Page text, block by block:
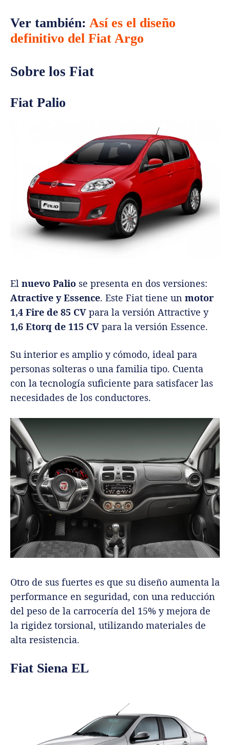
Ver también: Así es el diseño
definitivo del Fiat Argo
Sobre los Fiat
Fiat Palio
El nuevo Palio se presenta en dos versiones:
Atractive y Essence. Este Fiat tiene un motor
1,4 Fire de 85 CV para la versión Attractive y
1,6 Etorq de 115 CV para la versión Essence.
Su interior es amplio y cómodo, ideal para
personas solteras o una familia tipo. Cuenta
con la tecnología suficiente para satisfacer las
necesidades de los conductores.
Otro de sus fuertes es que su diseño aumenta la
performance en seguridad, con una reducción
del peso de la carrocería del 15% y mejora de
la rigidez torsional, utilizando materiales de
alta resistencia.
Fiat Siena EL